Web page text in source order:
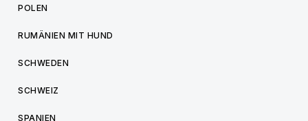
POLEN
RUMÄNIEN MIT HUND
SCHWEDEN
SCHWEIZ
SPANIEN